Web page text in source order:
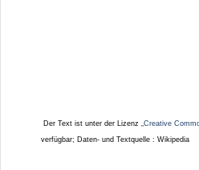
Der Text ist unter der Lizenz „Creative
verfügbar; Daten- und Textquelle : Wikipedia